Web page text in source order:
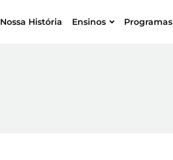
Nossa História Ensinos Programas